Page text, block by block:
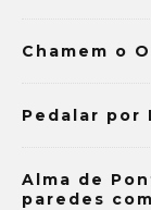
Chamem o
Pedalar por
Alma de
paredes